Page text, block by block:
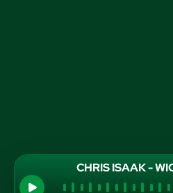
CHRIS ISAAK -